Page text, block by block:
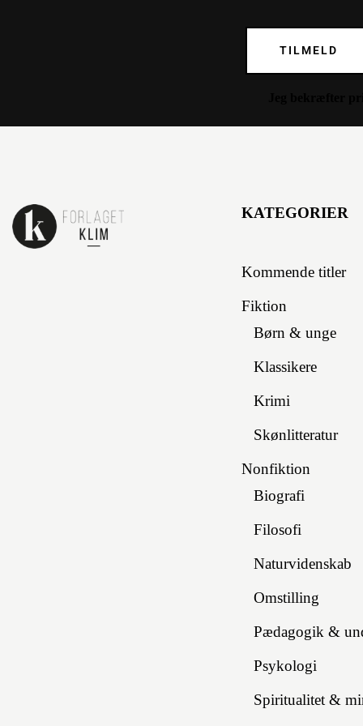
TILMELD
KATEGORIER
Kommende titler
Fiktion
Børn & unge
Klassikere
Krimi
Skønlitteratur
Nonfiktion
Biografi
Filosofi
Naturvidenskab
Omstilling
Pædagogik &
Psykologi
Spiritualitet &